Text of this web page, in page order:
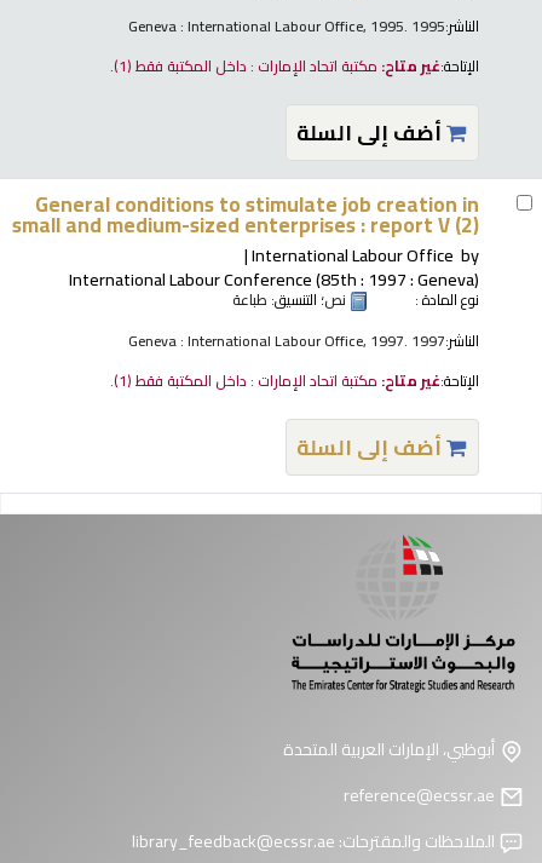
الناشر:Geneva : International Labour Office, 1995. 1995
الإتاحة:غير متاح: مكتبة اتحاد الإمارات : داخل المكتبة فقط(1).
أضف إلى السلة
General conditions to stimulate job creation in
small and medium-sized enterprises : report V (2)
by
International Labour Office
International Labour Conference (85th : 1997 : Geneva)
نوع المادة : نص؛ التنسيق: طباعة
الناشر:Geneva : International Labour Office, 1997. 1997
الإتاحة:غير متاح: مكتبة اتحاد الإمارات : داخل المكتبة فقط(1).
أضف إلى السلة
أبوظبي، الإمارات العربية المتحدة
الملاحظات والمقترحات:library_feedback@ecssr.ae